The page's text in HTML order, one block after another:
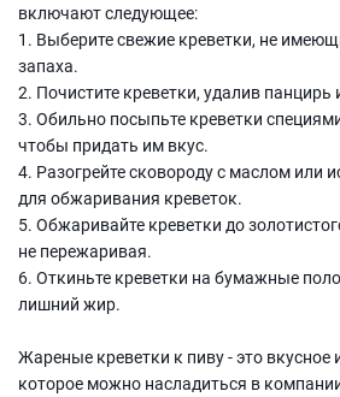
включают следующее:
1. Выберите свежие креветки, не
запаха.
2. Почистите креветки, удалив панцирь
3. Обильно посыпьте креветки
чтобы придать им вкус.
4. Разогрейте сковороду с маслом или
для обжаривания креветок.
5. Обжаривайте креветки до
не пережаривая.
6. Откиньте креветки на бумажные
лишний жир.
Жареные креветки к пиву - это вкусное
которое можно насладиться в